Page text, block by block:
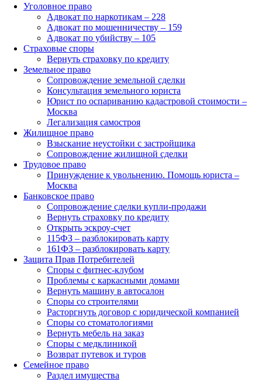
Уголовное право
Адвокат по наркотикам – 228
Адвокат по мошенничеству – 159
Адвокат по убийству – 105
Страховые споры
Вернуть страховку по кредиту
Земельное право
Сопровождение земельной сделки
Консультация земельного юриста
Юрист по оспариванию кадастровой стоимости –
Москва
Легализация самостроя
Жилищное право
Взыскание неустойки с застройщика
Сопровождение жилищной сделки
Трудовое право
Принуждение к увольнению. Помощь юриста –
Москва
Банковское право
Сопровождение сделки купли-продажи
Вернуть страховку по кредиту
Открыть эскроу-счет
115ФЗ – разблокировать карту
161ФЗ – разблокировать карту
Защита Прав Потребителей
Споры с фитнес-клубом
Проблемы с каркасными домами
Вернуть машину в автосалон
Споры со строителями
Расторгнуть договор с юридической компанией
Споры со стоматологиями
Вернуть мебель на заказ
Споры с медклиникой
Возврат путевок и туров
Семейное право
Раздел имущества